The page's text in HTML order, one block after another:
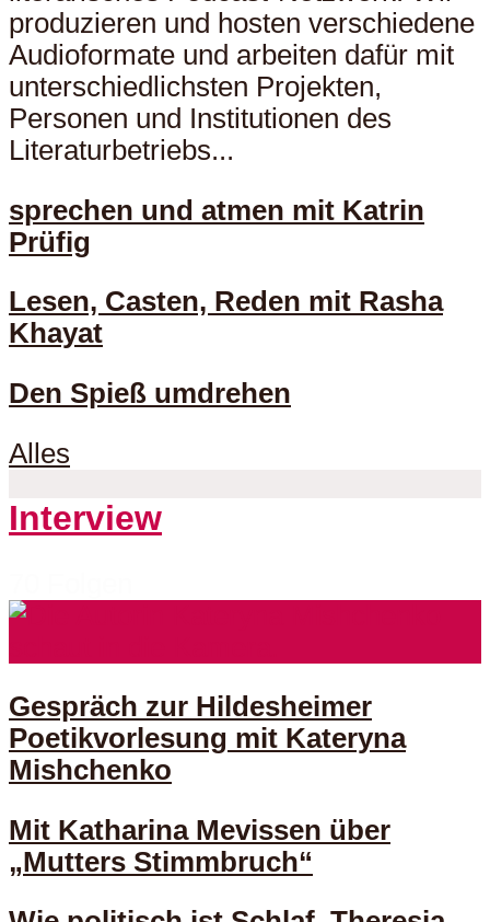
produzieren und hosten verschiedene
Audioformate und arbeiten dafür mit
unterschiedlichsten Projekten,
Personen und Institutionen des
Literaturbetriebs...
sprechen und atmen mit Katrin
Prüfig
Lesen, Casten, Reden mit Rasha
Khayat
Den Spieß umdrehen
Alles
Interview
Gespräch zur Hildesheimer
Poetikvorlesung mit Kateryna
Mishchenko
Mit Katharina Mevissen über
„Mutters Stimmbruch“